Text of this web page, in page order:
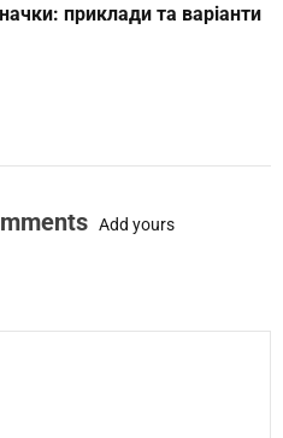
приклади та варіанти
Add yours